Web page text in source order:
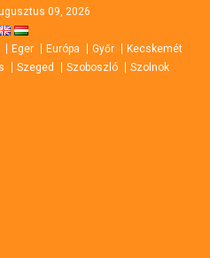
09, 2026
Eger Európa Győr
Kecskemét
Szeged Szoboszló Szolnok